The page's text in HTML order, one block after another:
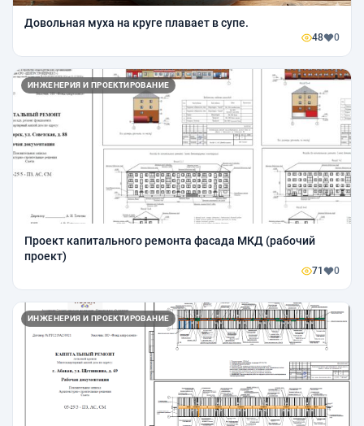
Довольная муха на круге плавает в супе.
48 0
ИНЖЕНЕРИЯ И ПРОЕКТИРОВАНИЕ
Проект капитального ремонта фасада МКД (рабочий
проект)
71 0
ИНЖЕНЕРИЯ И ПРОЕКТИРОВАНИЕ